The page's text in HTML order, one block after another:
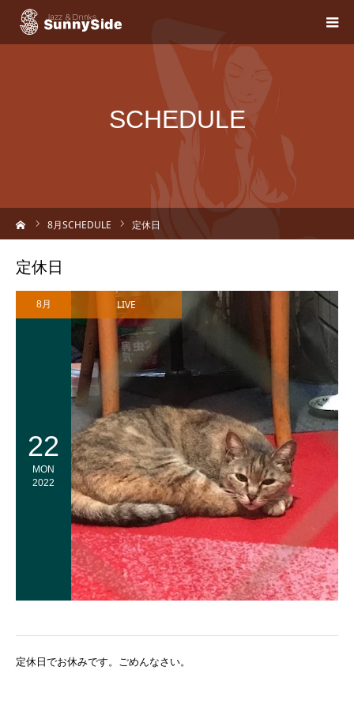
SCHEDULE
8月SCHEDULE 定休日
定休日
8月
22
MON
2022
LIVE
定休日でお休みです。ごめんなさい。